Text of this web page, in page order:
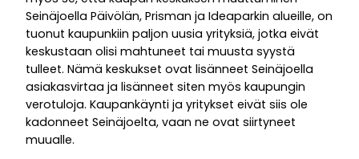
Seinäjoella Päivölän, Prisman ja Ideaparkin alueille, on
tuonut kaupunkiin paljon uusia yrityksiä, jotka eivät
keskustaan olisi mahtuneet tai muusta syystä
tulleet. Nämä keskukset ovat lisänneet Seinäjoella
asiakasvirtaa ja lisänneet siten myös kaupungin
verotuloja. Kaupankäynti ja yritykset eivät siis ole
kadonneet Seinäjoelta, vaan ne ovat siirtyneet
muualle.